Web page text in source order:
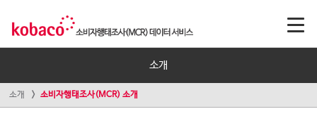
소개
소개 소비자행태조사(MCR) 소개